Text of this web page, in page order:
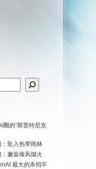
圈的“斯普特尼克
坠入热带雨林
邂逅傣风烟火
最大的杀招不